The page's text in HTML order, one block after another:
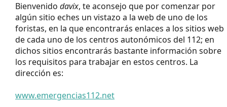
Bienvenido davix, te aconsejo que por comenzar por
algún sitio eches un vistazo a la web de uno de los
foristas, en la que encontrarás enlaces a los sitios web
de cada uno de los centros autonómicos del 112; en
dichos sitios encontrarás bastante información sobre
los requisitos para trabajar en estos centros. La
dirección es:
www.emergencias112.net